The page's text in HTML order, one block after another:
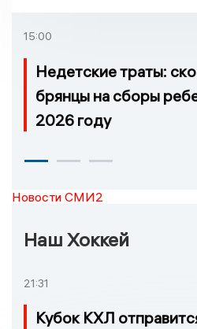
15:00
Недетские траты:
брянцы на сборы
2026 году
Новости СМИ2
Наш Хоккей
21:31
Кубок КХЛ